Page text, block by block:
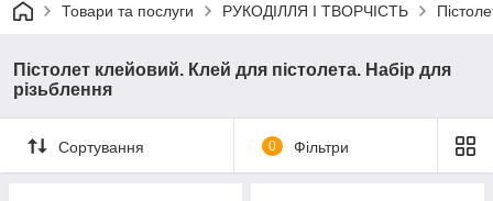
Товари та послуги РУКОДІЛЛЯ І ТВОРЧІСТЬ
Пістолет клейовий. Клей для пістолета. Набір для
різьблення
Сортування 0 Фільтри